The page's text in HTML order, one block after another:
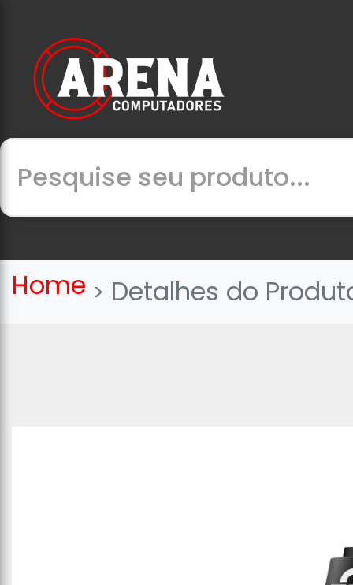
Home Detalhes do